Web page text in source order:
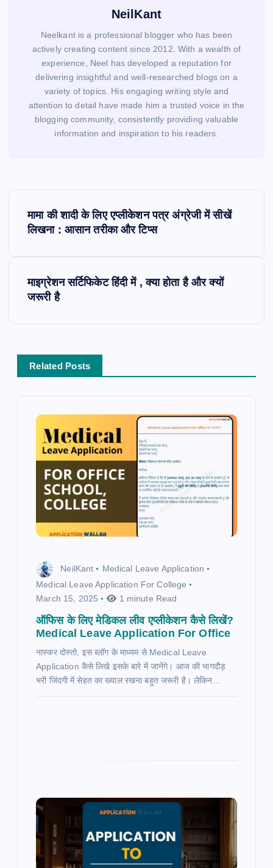
NeilKant
Neelkant is a professional blogger who has been
actively creating content since 2012. With a wealth of
experience, Neel has developed a reputation for
delivering insightful and well-researched blogs on a
variety of topics. His engaging writing style and
attention to detail have made him a trusted voice in the
blogging community, consistently providing valuable
information and inspiration to his readers.
मामा की शादी के लिए एप्लीकेशन पत्र अंग्रेजी में सीखें
लिखना : आसान तरीका और टिप्स
माइग्रेशन सर्टिफिकेट हिंदी में , क्या होता है और क्यों
जरूरी है
Related Posts
NeilKant
Medical Leave Application
Medical Leave Application For College
March 15, 2025
1 minute Read
ऑफिस के लिए मेडिकल लीव एप्लीकेशन कैसे लिखें?
Medical Leave Application For Office
नास्कर दोस्तो, इस ब्लॉग के माध्यम से Medical Leave
Application कैसे लिखे इसके बारे में जानेंगे। आज की भागदौड़
भरी जिंदगी में सेहत का ख्याल रखना बहुत जरूरी है। लेकिन…